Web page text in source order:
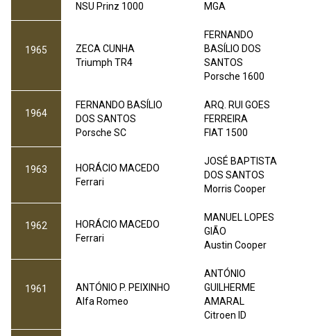
NSU Prinz 1000
MGA
1965
ZECA CUNHA
Triumph TR4
FERNANDO
BASÍLIO DOS
SANTOS
Porsche 1600
1964
FERNANDO BASÍLIO
DOS SANTOS
Porsche SC
ARQ. RUI GOES
FERREIRA
FIAT 1500
1963
HORÁCIO MACEDO
Ferrari
JOSÉ BAPTISTA
DOS SANTOS
Morris Cooper
1962
HORÁCIO MACEDO
Ferrari
MANUEL LOPES
GIÃO
Austin Cooper
1961
ANTÓNIO P. PEIXINHO
Alfa Romeo
ANTÓNIO
GUILHERME
AMARAL
Citroen ID